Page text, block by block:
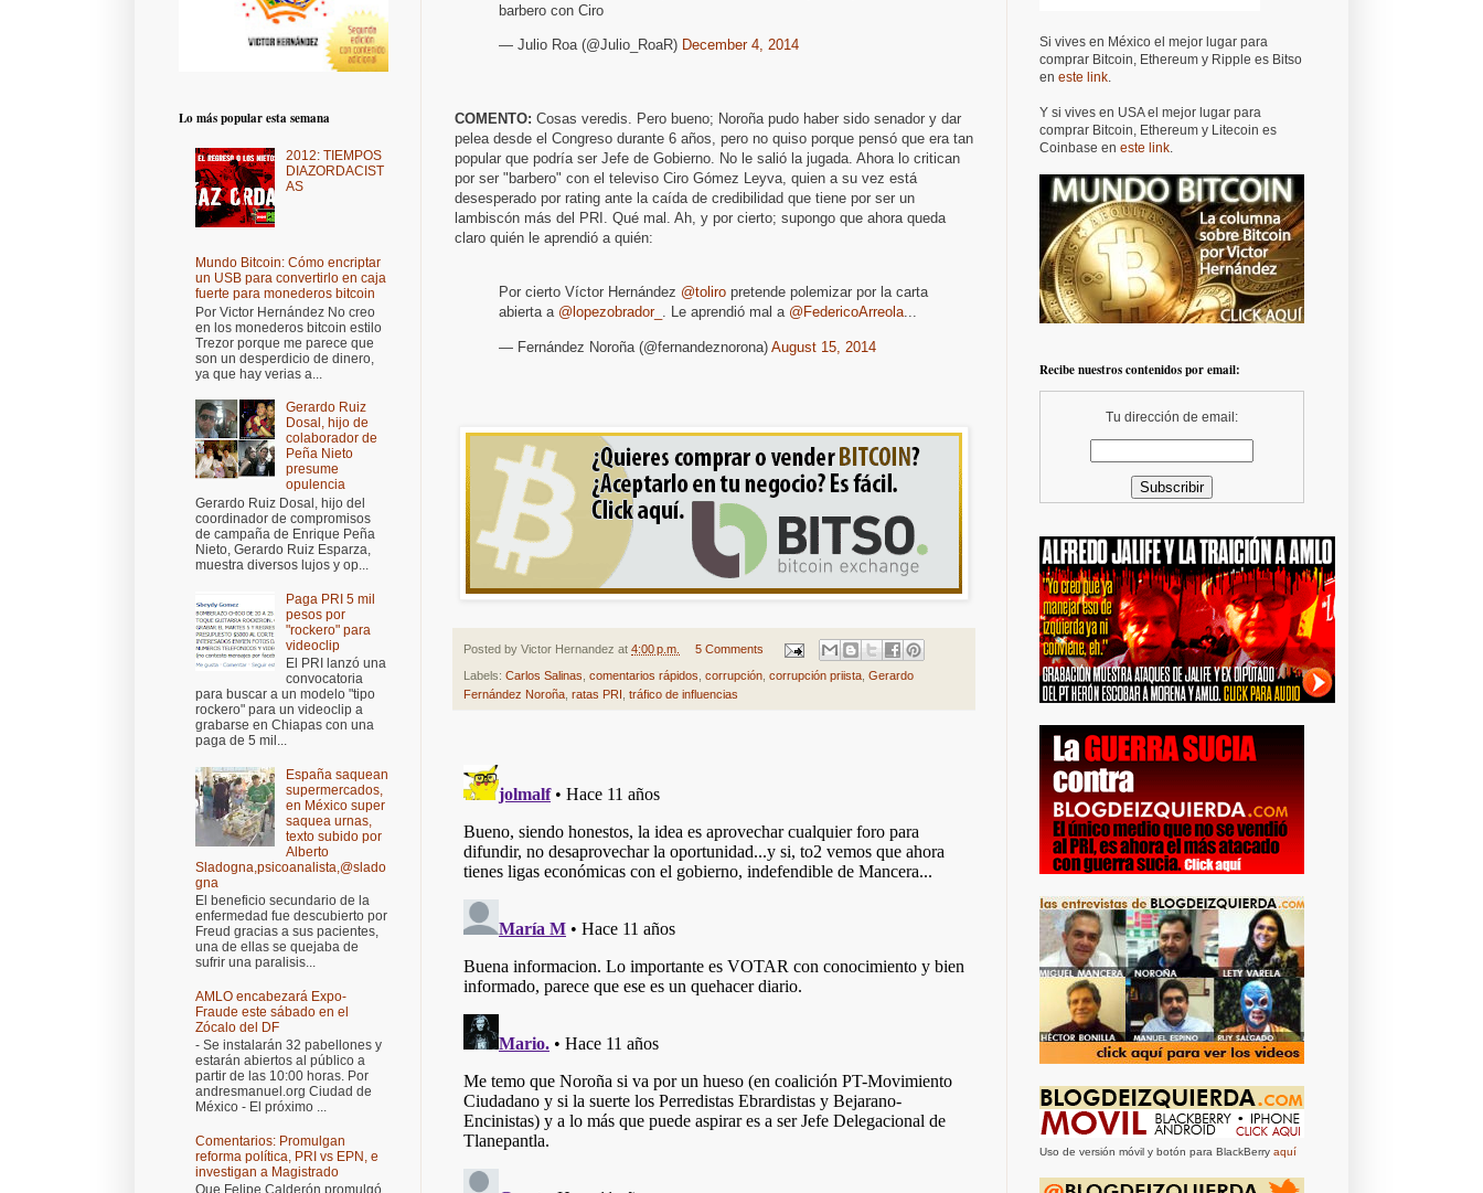
barbero con Ciro
— Julio Roa (@Julio_RoaR) December 4, 2014
COMENTO: Cosas veredis. Pero bueno; Noroña pudo haber sido senador y dar
pelea desde el Congreso durante 6 años, pero no quiso porque pensó que era tan
popular que podría ser Jefe de Gobierno. No le salió la jugada. Ahora lo critican
por ser "barbero" con el televiso Ciro Gómez Leyva, quien a su vez está
desesperado por rating ante la caída de credibilidad que tiene por ser un
lambiscón más del PRI. Qué mal. Ah, y por cierto; supongo que ahora queda
claro quién le aprendió a quién:
Por cierto Víctor Hernández @toliro pretende polemizar por la carta
abierta a @lopezobrador_ . Le aprendió mal a @FedericoArreola...
— Fernández Noroña (@fernandeznorona) August 15, 2014
Posted by Victor Hernandez at 4:00 p.m. 5 Comments
Labels: Carlos Salinas comentarios rápidos corrupción corrupción priista Gerardo
Fernández Noroña ratas PRI tráfico de influencias
Lo más popular esta semana
2012: TIEMPOS
DIAZORDACIST
AS
Mundo Bitcoin: Cómo encriptar
un USB para convertirlo en caja
fuerte para monederos bitcoin
Por Victor Hernández No creo
en los monederos bitcoin estilo
Trezor porque me parece que
son un desperdicio de dinero,
ya que hay verias a...
Gerardo Ruiz
Dosal, hijo de
colaborador de
Peña Nieto
presume
opulencia
Gerardo Ruiz Dosal, hijo del
coordinador de compromisos
de campaña de Enrique Peña
Nieto, Gerardo Ruiz Esparza,
muestra diversos lujos y op...
Paga PRI 5 mil
pesos por
"rockero" para
videoclip
El PRI lanzó una
convocatoria
para buscar a un modelo "tipo
rockero" para un videoclip a
grabarse en Chiapas con una
paga de 5 mil...
España saquean
supermercados,
en México super
saquea urnas,
texto subido por
Alberto
Sladogna,psicoanalista,@slado
gna
El beneficio secundario de la
enfermedad fue descubierto por
Freud gracias a sus pacientes,
una de ellas se quejaba de
sufrir una paralisis...
AMLO encabezará Expo-
Fraude este sábado en el
Zócalo del DF
- Se instalarán 32 pabellones y
estarán abiertos al público a
partir de las 10:00 horas. Por
andresmanuel.org Ciudad de
México - El próximo ...
Comentarios: Promulgan
reforma política, PRI vs EPN, e
investigan a Magistrado
Si vives en México el mejor lugar para
comprar Bitcoin, Ethereum y Ripple es Bitso
en este link.
Y si vives en USA el mejor lugar para
comprar Bitcoin, Ethereum y Litecoin es
Coinbase en este link.
Recibe nuestros contenidos por email:
Tu dirección de email:
Uso de versión móvil y botón para BlackBerry aquí